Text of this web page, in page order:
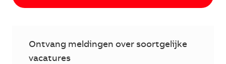
Ontvang meldingen over soortgelijke
vacatures